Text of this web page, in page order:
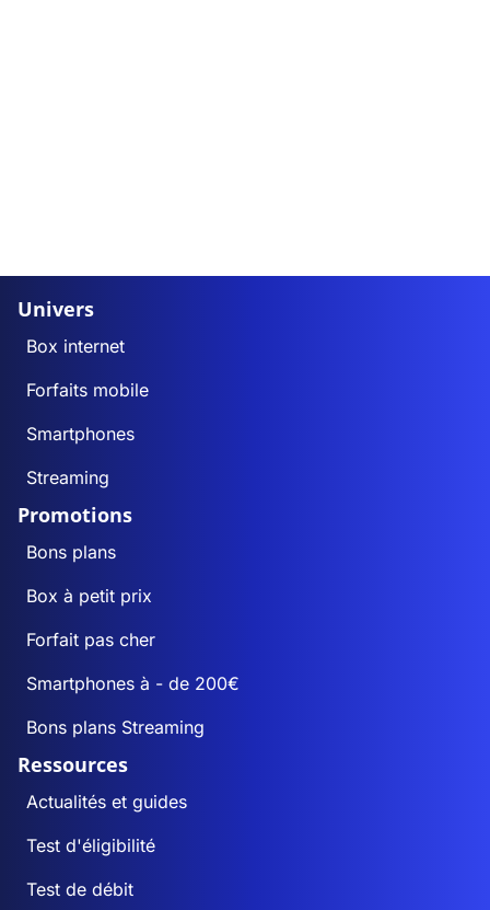
Univers
Box internet
Forfaits mobile
Smartphones
Streaming
Promotions
Bons plans
Box à petit prix
Forfait pas cher
Smartphones à - de 200€
Bons plans Streaming
Ressources
Actualités et guides
Test d'éligibilité
Test de débit